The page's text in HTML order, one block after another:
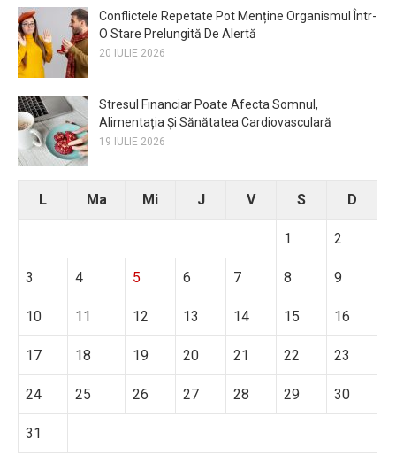
Conflictele Repetate Pot Menține Organismul Într-
O Stare Prelungită De Alertă
20 IULIE 2026
Stresul Financiar Poate Afecta Somnul,
Alimentația Și Sănătatea Cardiovasculară
19 IULIE 2026
L Ma Mi J V S D
1 2
3 4 5 6 7 8 9
10 11 12 13 14 15 16
17 18 19 20 21 22 23
24 25 26 27 28 29 30
31